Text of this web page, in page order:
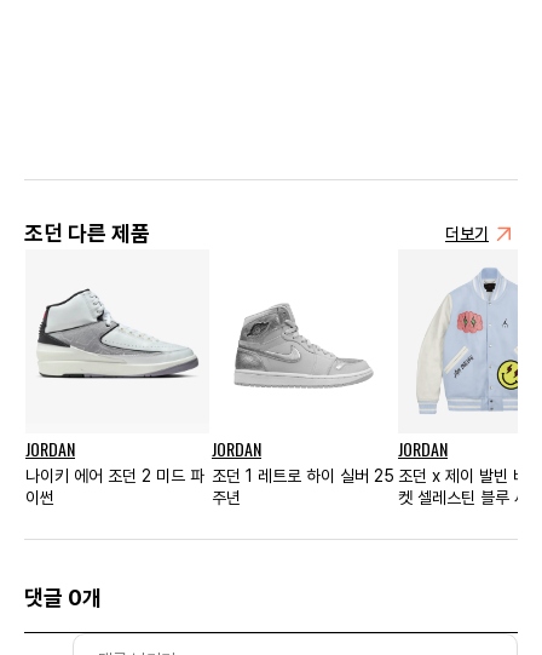
조던 다른 제품 더보기
JORDAN
나이키 에어 조던 2 미드 파
이썬
JORDAN
조던 1 레트로 하이 실버 25
주년
JORDAN
조던 x 제이 발빈 바
켓 셀레스틴 블루 세
댓글 0개